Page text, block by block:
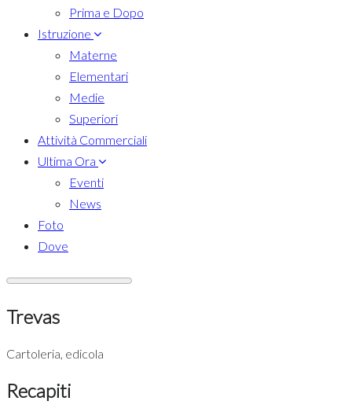
Prima e Dopo
Istruzione
Materne
Elementari
Medie
Superiori
Attività Commerciali
Ultima Ora
Eventi
News
Foto
Dove
Trevas
Cartoleria, edicola
Recapiti